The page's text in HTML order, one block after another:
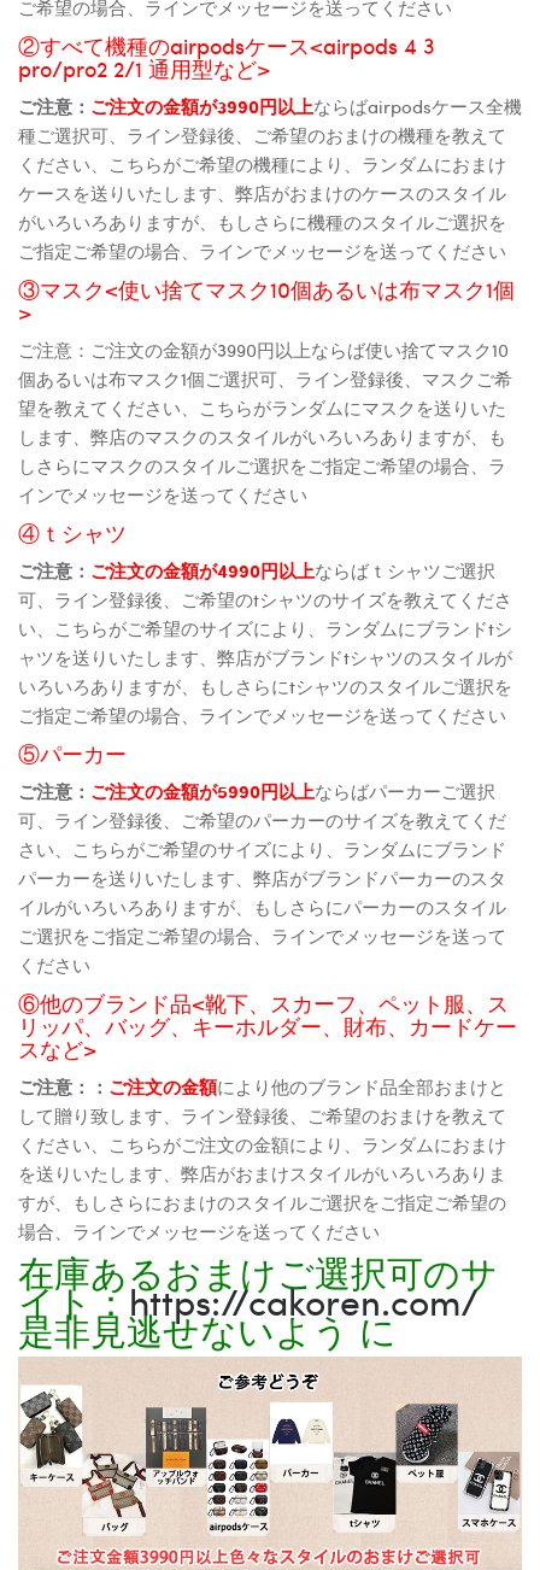
ご希望の場合、ラインでメッセージを送ってください
②すべて機種のairpodsケース<airpods 4 3
pro/pro2 2/1 通用型など>
ご注意： ご注文の金額が3990円以上ならばairpodsケース全機
種ご選択可、ライン登録後、ご希望のおまけの機種を教えて
ください、こちらがご希望の機種により、ランダムにおまけ
ケースを送りいたします、弊店がおまけのケースのスタイル
がいろいろありますが、もしさらに機種のスタイルご選択を
ご指定ご希望の場合、ラインでメッセージを送ってください
③マスク<使い捨てマスク10個あるいは布マスク1個
>
ご注意：ご注文の金額が3990円以上ならば使い捨てマスク10
個あるいは布マスク1個ご選択可、ライン登録後、マスクご希
望を教えてください、こちらがランダムにマスクを送りいた
します、弊店のマスクのスタイルがいろいろありますが、も
しさらにマスクのスタイルご選択をご指定ご希望の場合、ラ
インでメッセージを送ってください
④ｔシャツ
ご注意： ご注文の金額が4990円以上ならばｔシャツご選択
可、ライン登録後、ご希望のtシャツのサイズを教えてくださ
い、こちらがご希望のサイズにより、ランダムにブランドtシ
ャツを送りいたします、弊店がブランドtシャツのスタイルが
いろいろありますが、もしさらにtシャツのスタイルご選択を
ご指定ご希望の場合、ラインでメッセージを送ってください
⑤パーカー
ご注意： ご注文の金額が5990円以上ならばパーカーご選択
可、ライン登録後、ご希望のパーカーのサイズを教えてくだ
さい、こちらがご希望のサイズにより、ランダムにブランド
パーカーを送りいたします、弊店がブランドパーカーのスタ
イルがいろいろありますが、もしさらにパーカーのスタイル
ご選択をご指定ご希望の場合、ラインでメッセージを送って
ください
⑥他のブランド品<靴下、スカーフ、ペット服、ス
リッパ、バッグ、キーホルダー、財布、カードケー
スなど>
ご注意：： ご注文の金額により他のブランド品全部おまけと
して贈り致します、ライン登録後、ご希望のおまけを教えて
ください、こちらがご注文の金額により、ランダムにおまけ
を送りいたします、弊店がおまけスタイルがいろいろありま
すが、もしさらにおまけのスタイルご選択をご指定ご希望の
場合、ラインでメッセージを送ってください
在庫あるおまけご選択可のサ
イト：https://cakoren.com/
是非見逃せないよう に